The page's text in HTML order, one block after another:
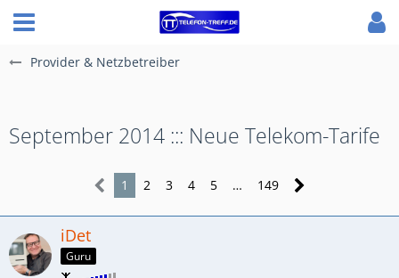
Provider & Netzbetreiber
September 2014 ::: Neue Telekom-Tarife
1 2 3 4 5 … 149
iDet
Guru